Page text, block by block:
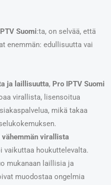
Suomi:ta, on selvää, että
enemmän: edullisuutta vai
ja laillisuutta, Pro IPTV Suomi
virallista, lisensoitua
mikä takaa
virallista
vaikuttaa houkuttelevalta.
mukanaan laillisia ja
muodostaa ongelmia